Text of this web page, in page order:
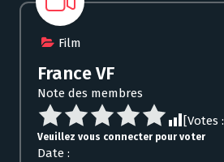
Film
France VF
Note des membres
[Votes :
Veuillez vous connecter pour voter
Date :